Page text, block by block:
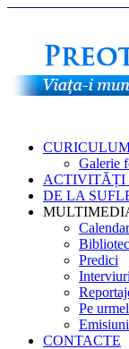
Galerie
ACTIVITĂȚI
DE LA
Predici
Interviuri
Pe
Emisiuni
CONTACTE